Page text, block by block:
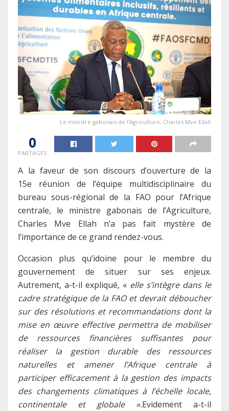
Le ministre gabonais de l’Agriculture, Charles Mve Ellah
0
PARTAGES
A la faveur de son discours d’ouverture de la
15e réunion de l’équipe multidisciplinaire du
bureau sous-régional de la FAO pour l’Afrique
centrale, le ministre gabonais de l’Agriculture,
Charles Mve Ellah n’a pas fait mystère de
l’importance de ce grand rendez-vous.
Occasion plus qu’idoine pour le membre du
gouvernement de situer sur ses enjeux.
Autrement, a-t-il expliqué, « elle s’intègre dans le
cadre stratégique de la FAO et devrait déboucher
sur des résolutions et recommandations dont la
mise en œuvre effective permettra de mobiliser
de ressources financières suffisantes pour
réaliser la gestion durable des ressources
naturelles et amener l’Afrique centrale à
participer efficacement à la gestion des impacts
des changements climatiques à l’échelle locale,
continentale et globale ».Evidement a-t-il